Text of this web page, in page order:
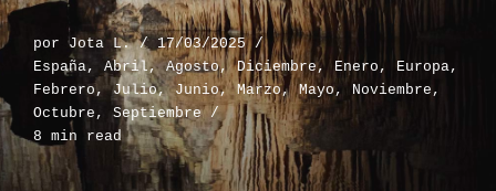
porJota L.
17/03/2025
España, Abril,Agosto,Diciembre,Enero , Europa,
Febrero,Julio,Junio, Marzo,Mayo, Noviembre ,
Octubre , Septiembre
8 min read